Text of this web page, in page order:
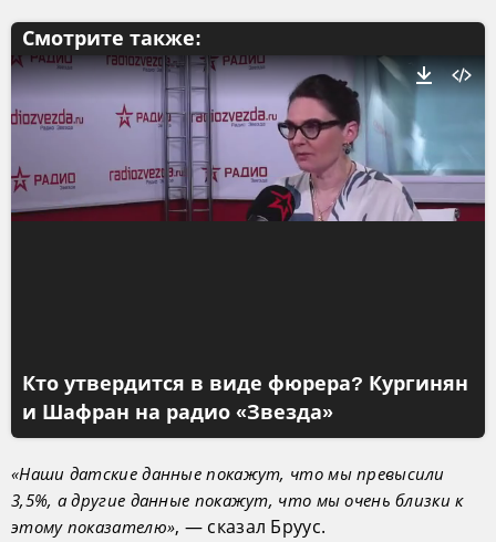
Смотрите также:
Кто утвердится в виде фюрера? Кургинян
и Шафран на радио «Звезда»
«Наши датские данные покажут, что мы превысили
3,5%, а другие данные покажут, что мы очень близки к
этому показателю», — сказал Бруус.